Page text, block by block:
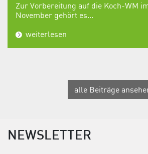
Zur Vorbereitung auf die Koch-WM
November gehört es...
weiterlesen
alle Beiträge
NEWSLETTER